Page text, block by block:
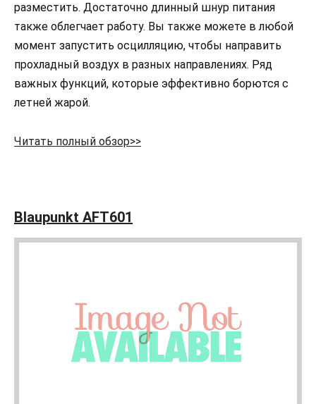
разместить. Достаточно длинный шнур питания
также облегчает работу. Вы также можете в любой
момент запустить осцилляцию, чтобы направить
прохладный воздух в разных направлениях. Ряд
важных функций, которые эффективно борются с
летней жарой.
Читать полный обзор>>
Blaupunkt AFT601